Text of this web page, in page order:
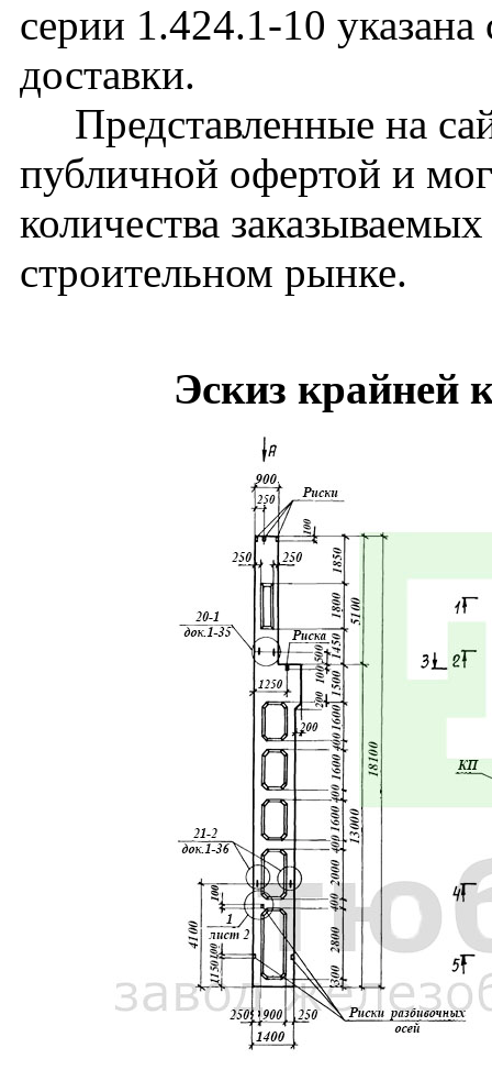
серии 1.424.1-10
доставки.
Представленные на
публичной офертой и
количества
строительном рынке.
Эскиз крайней